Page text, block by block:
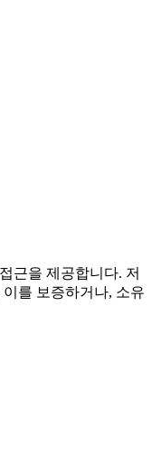
근을 제공합니다. 저
를 보증하거나, 소유